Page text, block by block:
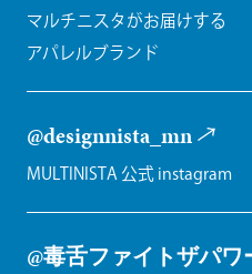
マルチニスタがお届けする
アパレルブランド
@designnista_mn
MULTINISTA 公式 instagram
@毒舌ファイトザパワ